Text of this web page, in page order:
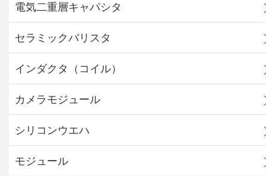
電気二重層キャパシタ
セラミックバリスタ
インダクタ（コイル）
カメラモジュール
シリコンウエハ
モジュール